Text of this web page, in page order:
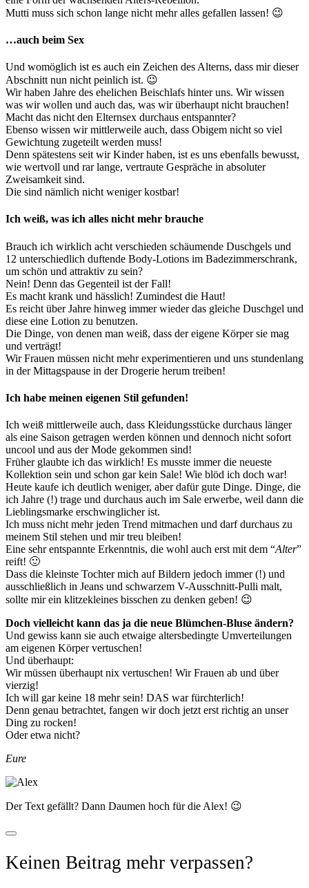
Mutti muss sich schon lange nicht mehr alles gefallen lassen! 😉
…auch beim Sex
Und womöglich ist es auch ein Zeichen des Alterns, dass mir dieser
Abschnitt nun nicht peinlich ist. 😉
Wir haben Jahre des ehelichen Beischlafs hinter uns. Wir wissen
was wir wollen und auch das, was wir überhaupt nicht brauchen!
Macht das nicht den Elternsex durchaus entspannter?
Ebenso wissen wir mittlerweile auch, dass Obigem nicht so viel
Gewichtung zugeteilt werden muss!
Denn spätestens seit wir Kinder haben, ist es uns ebenfalls bewusst,
wie wertvoll und rar lange, vertraute Gespräche in absoluter
Zweisamkeit sind.
Die sind nämlich nicht weniger kostbar!
Ich weiß, was ich alles nicht mehr brauche
Brauch ich wirklich acht verschieden schäumende Duschgels und
12 unterschiedlich duftende Body-Lotions im Badezimmerschrank,
um schön und attraktiv zu sein?
Nein! Denn das Gegenteil ist der Fall!
Es macht krank und hässlich! Zumindest die Haut!
Es reicht über Jahre hinweg immer wieder das gleiche Duschgel und
diese eine Lotion zu benutzen.
Die Dinge, von denen man weiß, dass der eigene Körper sie mag
und verträgt!
Wir Frauen müssen nicht mehr experimentieren und uns stundenlang
in der Mittagspause in der Drogerie herum treiben!
Ich habe meinen eigenen Stil gefunden!
Ich weiß mittlerweile auch, dass Kleidungsstücke durchaus länger
als eine Saison getragen werden können und dennoch nicht sofort
uncool und aus der Mode gekommen sind!
Früher glaubte ich das wirklich! Es musste immer die neueste
Kollektion sein und schon gar kein Sale! Wie blöd ich doch war!
Heute kaufe ich deutlich weniger, aber dafür gute Dinge. Dinge, die
ich Jahre (!) trage und durchaus auch im Sale erwerbe, weil dann die
Lieblingsmarke erschwinglicher ist.
Ich muss nicht mehr jeden Trend mitmachen und darf durchaus zu
meinem Stil stehen und mir treu bleiben!
Eine sehr entspannte Erkenntnis, die wohl auch erst mit dem “Alter”
reift! 🙂
Dass die kleinste Tochter mich auf Bildern jedoch immer (!) und
ausschließlich in Jeans und schwarzem V-Ausschnitt-Pulli malt,
sollte mir ein klitzekleines bisschen zu denken geben! 😉
Doch vielleicht kann das ja die neue Blümchen-Bluse ändern?
Und gewiss kann sie auch etwaige altersbedingte Umverteilungen
am eigenen Körper vertuschen!
Und überhaupt:
Wir müssen überhaupt nix vertuschen! Wir Frauen ab und über
vierzig!
Ich will gar keine 18 mehr sein! DAS war fürchterlich!
Denn genau betrachtet, fangen wir doch jetzt erst richtig an unser
Ding zu rocken!
Oder etwa nicht?
Eure
Der Text gefällt? Dann Daumen hoch für die Alex! 😉
Keinen Beitrag mehr verpassen?